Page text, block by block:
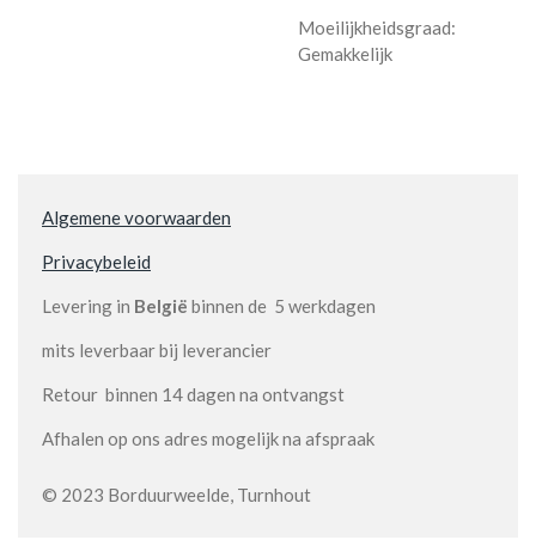
Moeilijkheidsgraad:
Gemakkelijk
Algemene voorwaarden
Privacybeleid
Levering in België binnen de 5 werkdagen
mits leverbaar bij leverancier
Retour binnen 14 dagen na ontvangst
Afhalen op ons adres mogelijk na afspraak
© 2023 Borduurweelde, Turnhout